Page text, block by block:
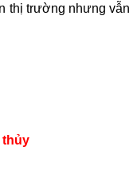
thị trường nhưng vẫn
thủy